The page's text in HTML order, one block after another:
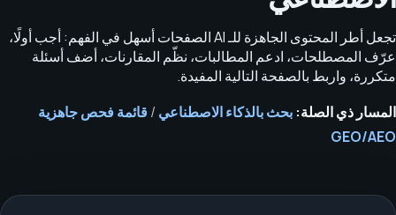
تجعل أطر المحتوى الجاهزة للـ AI الصفحات أسهل في الفهم: أجب أولًا،
عرّف المصطلحات، ادعم المطالبات، نظّم المقارنات، أضف أسئلة
متكررة، واربط بالصفحة التالية المفيدة.
المسار ذي الصلة: بحث بالذكاء الاصطناعي /قائمة فحص جاهزية
GEO/AEO